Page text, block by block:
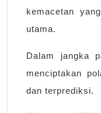
kemacetan
utama.
Dalam jangka
menciptakan
dan terprediksi.